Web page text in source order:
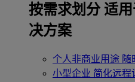
按需求划分 适
决方案
个人非商业用途 随
小型企业 简化远程